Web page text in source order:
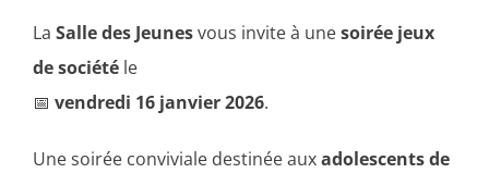
La Salle des Jeunesvous invite à unesoirée jeux
de société le
📅 vendredi 16 janvier 2026.
Une soirée conviviale destinée auxadolescents de